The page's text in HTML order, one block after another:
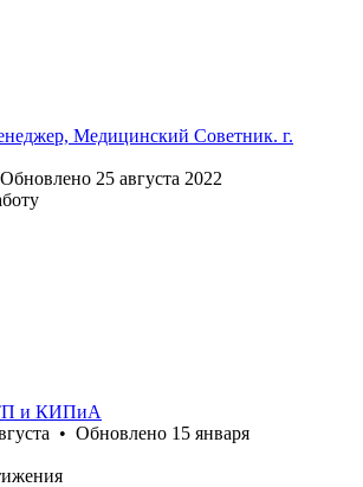
Медицинский Советник. г.
Обновлено 25 августа 2022
и КИПиА
• Обновлено 15 января